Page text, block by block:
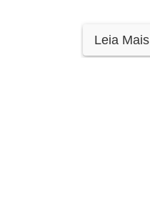
Leia Mais